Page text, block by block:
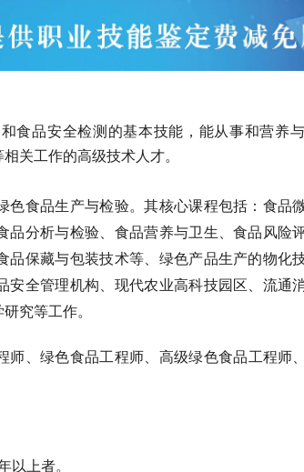
食品安全检测的基本技能，能从事和营养
关工作的高级技术人才。
色食品生产与检验。其核心课程包括：食品
品分析与检验、食品营养与卫生、食品风险
保藏与包装技术等、绿色产品生产的物化
安全管理机构、现代农业高科技园区、流通
究等工作。
师 、绿色食品工程师 、高级绿色食品工程师
以上者。